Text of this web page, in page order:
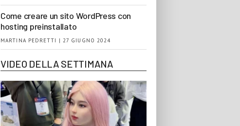
Come creare un sito WordPress con
hosting preinstallato
MARTINA PEDRETTI | 27 GIUGNO 2024
VIDEO DELLA SETTIMANA